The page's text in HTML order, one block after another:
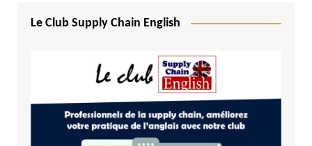
Le Club Supply Chain English